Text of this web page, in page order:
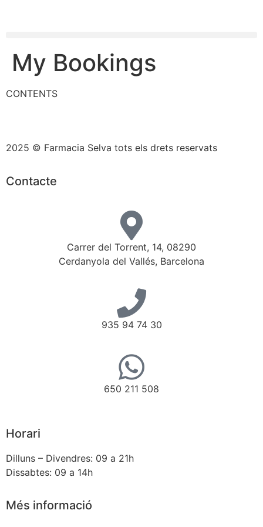
My Bookings
CONTENTS
2025 © Farmacia Selva tots els drets reservats
Contacte
Carrer del Torrent, 14, 08290
Cerdanyola del Vallés, Barcelona
935 94 74 30
650 211 508
Horari
Dilluns – Divendres: 09 a 21h
Dissabtes: 09 a 14h
Més informació